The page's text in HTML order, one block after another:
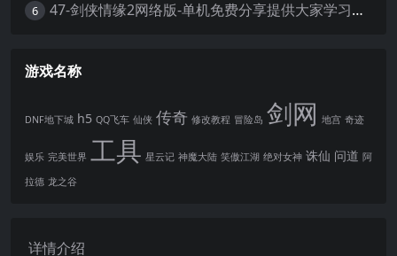
6 47-剑侠情缘2网络版-单机免费分享提供大家学习体验
游戏名称
DNF地下城 h5 QQ飞车 仙侠 传奇 修改教程 冒险岛 剑网 地宫 奇迹
娱乐 完美世界 工具 星云记 神魔大陆 笑傲江湖 绝对女神 诛仙 问道 阿
拉德 龙之谷
详情介绍